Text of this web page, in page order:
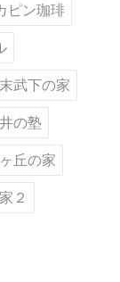
ピン珈琲
武下の家
の塾
丘の家
２